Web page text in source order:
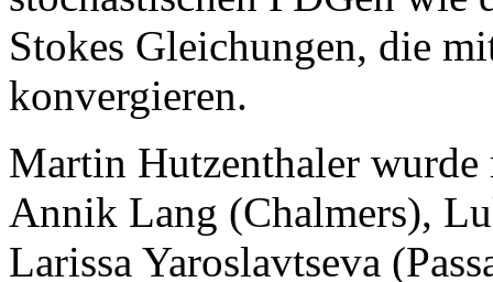
Stokes Gleichungen, die
konvergieren.
Martin Hutzenthaler
Annik Lang (Chalmers),
Larissa Yaroslavtseva